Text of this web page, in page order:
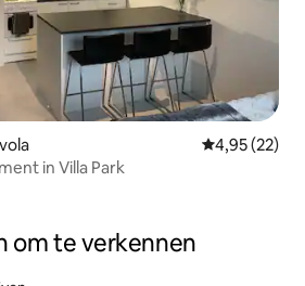
Gemiddelde
4,95 (22)
in Villa Park
om te verkennen